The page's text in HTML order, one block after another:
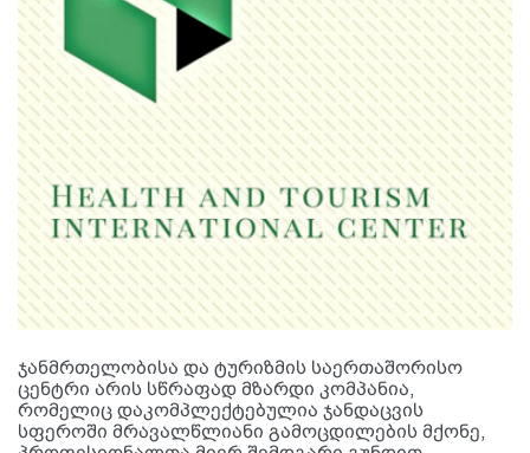
ჯანმრთელობისა და ტურიზმის საერთაშორისო
ცენტრი არის სწრაფად მზარდი კომპანია,
რომელიც დაკომპლექტებულია ჯანდაცვის
სფეროში მრავალწლიანი გამოცდილების მქონე,